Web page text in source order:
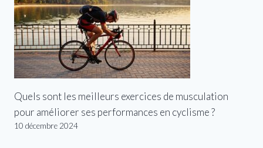
Quels sont les meilleurs exercices de musculation
pour améliorer ses performances en cyclisme ?
10 décembre 2024